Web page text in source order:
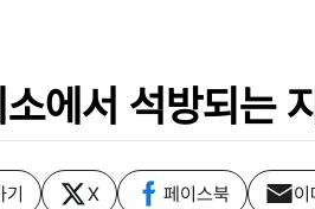
에서 석방되는
기 X 페이스북 이